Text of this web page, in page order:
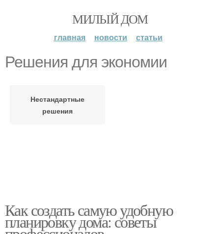
МИЛЫЙ ДОМ
главная новости статьи
Решения для экономии
Нестандартные
решения
Как создать самую удобную
планировку дома: советы